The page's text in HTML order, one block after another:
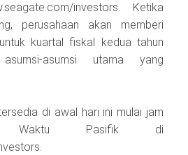
investors. Ketika
perusahaan akan memberi
kuartal fiskal kedua tahun
asumsi utama yang
di awal hari ini mulai jam
Waktu Pasifik di